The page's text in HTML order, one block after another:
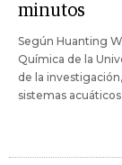
minutos
Según Huanting
Química de la
de la
sistemas